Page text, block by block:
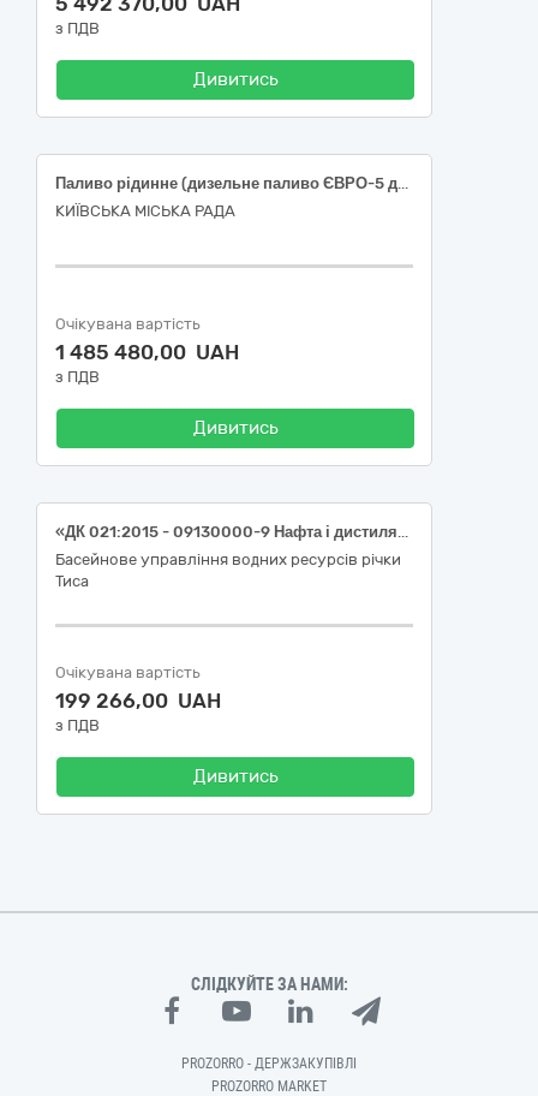
з ПДВ
Дивитись
Паливо рідинне (дизельне паливо ЄВРО-5 для генераторів наливом з доставкою)
КИЇВСЬКА МІСЬКА РАДА
Очікувана вартість
1 485 480,00 UAH
з ПДВ
Дивитись
«ДК 021:2015 - 09130000-9 Нафта і дистиляти». (Бензин А-95 – 300л., Дизельне паливо - 2000л. за довірчими документами).
Басейнове управління водних ресурсів річки
Тиса
Очікувана вартість
199 266,00 UAH
з ПДВ
Дивитись
СЛІДКУЙТЕ ЗА НАМИ:
PROZORRO - ДЕРЖЗАКУПІВЛІ
PROZORRO MARKET